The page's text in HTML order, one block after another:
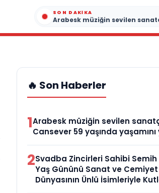
SON DAKIKA
🔥 Son Haberler
1Arabesk müziğin sevilen
Cansever 59 yaşında
2Svadba Zincirleri Sahibi Semih
Yaş Gününü Sanat ve Cemiyet
Dünyasının Ünlü İsimleriyle